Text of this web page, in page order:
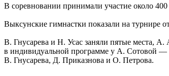
В соревновании принимали участие около
Выксунские гимнастки показали на турнире
В. Гнусарева и Н. Усас заняли пятые места,
в индивидуальной программе у А. Сотовой —
В. Гнусарева, Д. Приказнова и О. Петрова.